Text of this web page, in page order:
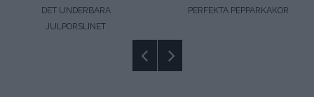
DET UNDERBARA
JULPORSLINET
PERFEKTA PEPPARKAKOR